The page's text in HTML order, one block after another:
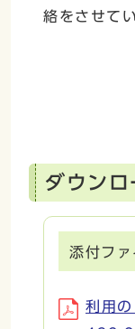
絡をさせて
ダウンロ
添付ファ
利用